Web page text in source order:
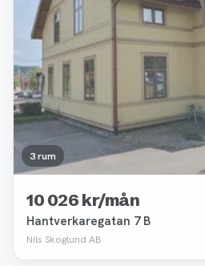
3 rum
10 026 kr/mån
Hantverkaregatan 7 B
Nils Skoglund AB